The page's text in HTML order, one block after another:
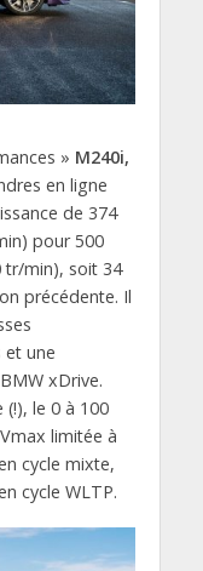
» M240i,
en ligne
de 374
pour 500
tr/min), soit 34
précédente. Il
une
xDrive.
le 0 à 100
limitée à
cycle mixte,
cycle WLTP.